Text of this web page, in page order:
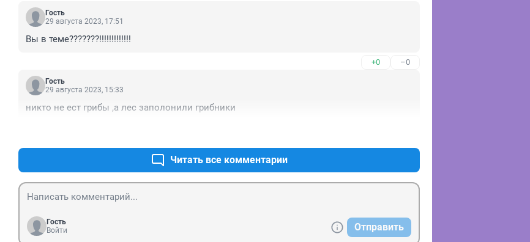
Гость
29 августа 2023, 17:51
Вы в теме???????!!!!!!!!!!!!!
+0 –0
Гость
29 августа 2023, 15:33
никто не ест грибы ,а лес заполонили грибники
Читать все комментарии
Гость
Войти
Отправить